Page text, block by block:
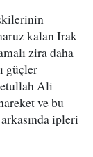
kalan Irak
zira daha
güçler
Ali
ve bu
ipleri